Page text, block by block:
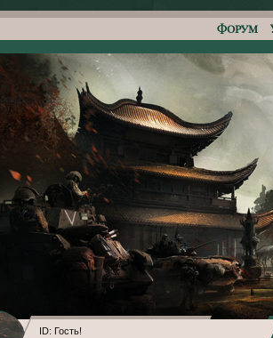
Форум
ID: Гость!